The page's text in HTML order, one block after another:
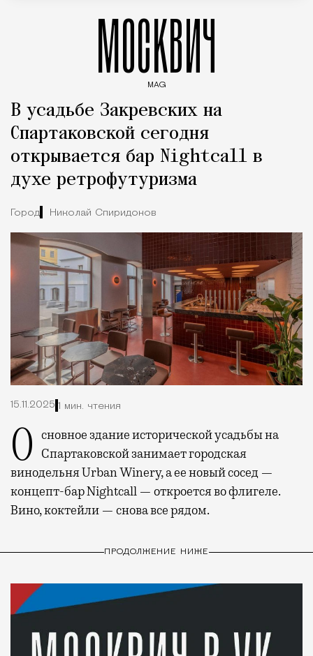
МОСКВИЧ
MAG
В усадьбе Закревских на
Спартаковской сегодня
открывается бар Nightcall в
духе ретрофутуризма
Город Николай Спиридонов
15.11.2025 1 мин. чтения
Основное здание исторической усадьбы на
Спартаковской занимает городская
винодельня Urban Winery, а ее новый сосед —
концепт-бар Nightcall — откроется во флигеле.
Вино, коктейли — снова все рядом.
ПРОДОЛЖЕНИЕ НИЖЕ